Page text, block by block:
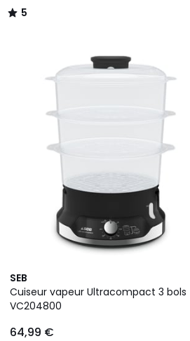
5
/
SEB
Cuiseur vapeur Ultracompact 3 bols
VC204800
64,99 €
4,2
/ 5